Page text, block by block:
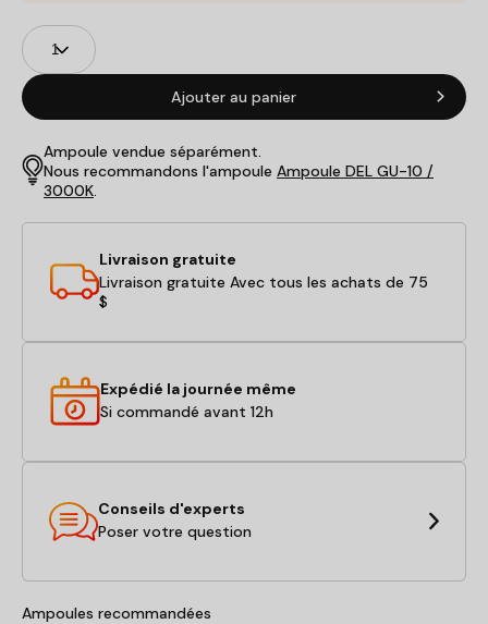
Champs
de
produits
Quantité
Ajouter au panier
Ampoule vendue séparément.
Nous recommandons l'ampoule Ampoule DEL GU-10 /
3000K
Livraison gratuite
Livraison gratuite Avec tous les achats de 75
$
Expédié la journée même
Si commandé avant 12h
Conseils d'experts
Poser votre question
Ampoules recommandées